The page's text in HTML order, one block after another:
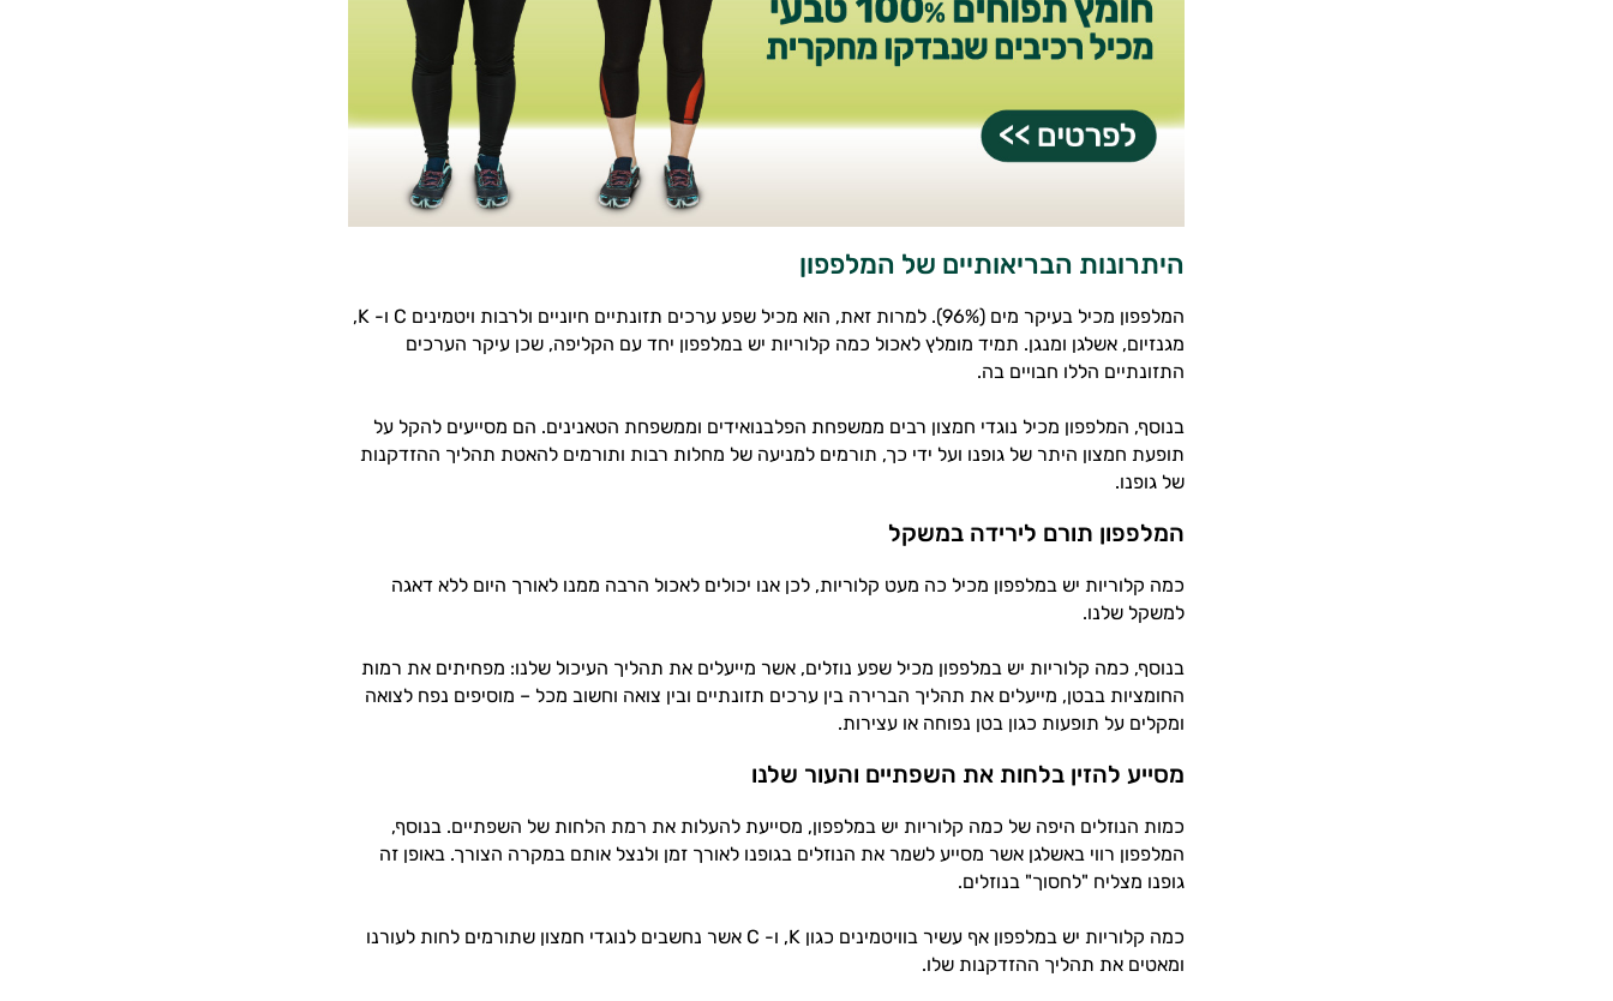
היתרונות הבריאותיים של המלפפון
המלפפון מכיל בעיקר מים (96%). למרות זאת, הוא מכיל שפע ערכים תזונתיים חיוניים ולרבות ויטמינים C ו- K,
מגנזיום, אשלגן ומנגן. תמיד מומלץ לאכול כמה קלוריות יש במלפפון יחד עם הקליפה, שכן עיקר הערכים
התזונתיים הללו חבויים בה.
בנוסף, המלפפון מכיל נוגדי חמצון רבים ממשפחת הפלבנואידים וממשפחת הטאנינים. הם מסייעים להקל על
תופעת חמצון היתר של גופנו ועל ידי כך, תורמים למניעה של מחלות רבות ותורמים להאטת תהליך ההזדקנות
של גופנו.
המלפפון תורם לירידה במשקל
כמה קלוריות יש במלפפון מכיל כה מעט קלוריות, לכן אנו יכולים לאכול הרבה ממנו לאורך היום ללא דאגה
למשקל שלנו.
בנוסף, כמה קלוריות יש במלפפון מכיל שפע נוזלים, אשר מייעלים את תהליך העיכול שלנו: מפחיתים את רמות
החומציות בבטן, מייעלים את תהליך הברירה בין ערכים תזונתיים ובין צואה וחשוב מכל – מוסיפים נפח לצואה
ומקלים על תופעות כגון בטן נפוחה או עצירות.
מסייע להזין בלחות את השפתיים והעור שלנו
כמות הנוזלים היפה של כמה קלוריות יש במלפפון, מסייעת להעלות את רמת הלחות של השפתיים. בנוסף,
המלפפון רווי באשלגן אשר מסייע לשמר את הנוזלים בגופנו לאורך זמן ולנצל אותם במקרה הצורך. באופן זה
גופנו מצליח "לחסוך" בנוזלים.
כמה קלוריות יש במלפפון אף עשיר בוויטמינים כגון K, ו- C אשר נחשבים לנוגדי חמצון שתורמים לחות לעורנו
ומאטים את תהליך ההזדקנות שלו.